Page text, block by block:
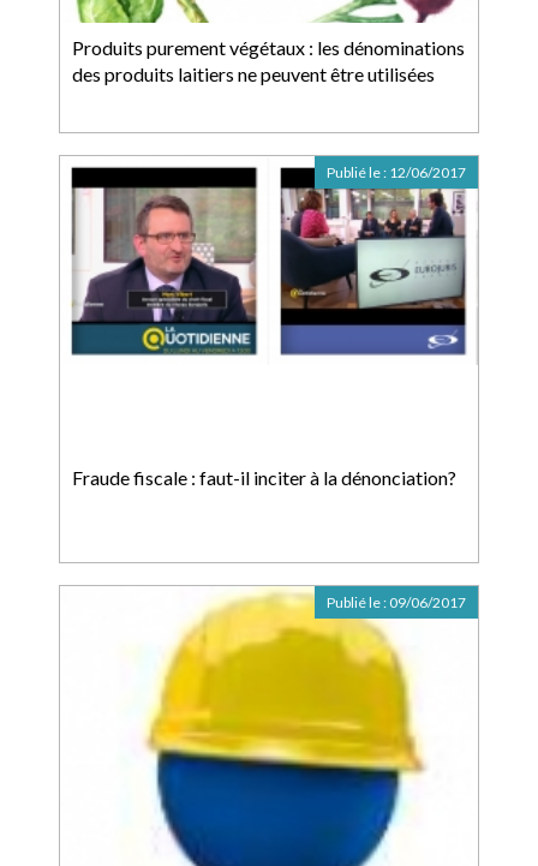
Produits purement végétaux : les dénominations
des produits laitiers ne peuvent être utilisées
Fraude fiscale : faut-il inciter à la dénonciation?
Publié le : 12/06/2017
Publié le : 09/06/2017